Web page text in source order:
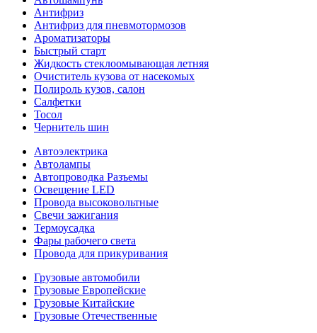
Антифриз
Антифриз для пневмотормозов
Ароматизаторы
Быстрый старт
Жидкость стеклоомывающая летняя
Очиститель кузова от насекомых
Полироль кузов, салон
Салфетки
Тосол
Чернитель шин
Автоэлектрика
Автолампы
Автопроводка Разъемы
Освещение LED
Провода высоковольтные
Свечи зажигания
Термоусадка
Фары рабочего света
Провода для прикуривания
Грузовые автомобили
Грузовые Европейские
Грузовые Китайские
Грузовые Отечественные